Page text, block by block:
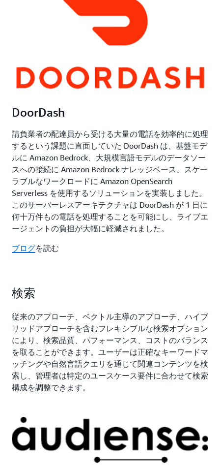
DoorDash
請負業者の配達員から受ける大量の電話を効率的に処理
するという課題に直面していた DoorDash は、基盤モデ
ルに Amazon Bedrock、大規模言語モデルのデータソー
スへの接続に Amazon Bedrock ナレッジベース、スケー
ラブルなワークロードに Amazon OpenSearch
Serverless を使用するソリューションを実装しました。
このサーバーレスアーキテクチャは DoorDash が 1 日に
何十万件もの電話を処理することを可能にし、ライブエ
ージェントの負担が大幅に軽減されました。
ブログを読む
検索
従来のアプローチ、ベクトル主導のアプローチ、ハイブ
リッドアプローチを含むフレキシブルな検索オプション
により、検索品質、パフォーマンス、コストのバランス
を取ることができます。ユーザーは正確なキーワードマ
ッチングや自然言語クエリを通じて関連コンテンツを検
索し、管理者は特定のユースケース要件に合わせて検索
構成を調整できます。